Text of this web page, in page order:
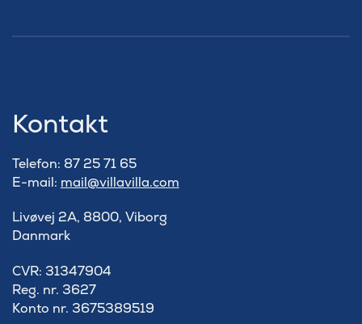
Kontakt
Telefon: 87 25 71 65
E-mail: mail@villavilla.com
Livøvej 2A, 8800, Viborg
Danmark
​CVR: 31347904
Reg. nr. 3627
Konto nr. 3675389519